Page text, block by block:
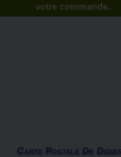
votre commande.
Carte Postale De